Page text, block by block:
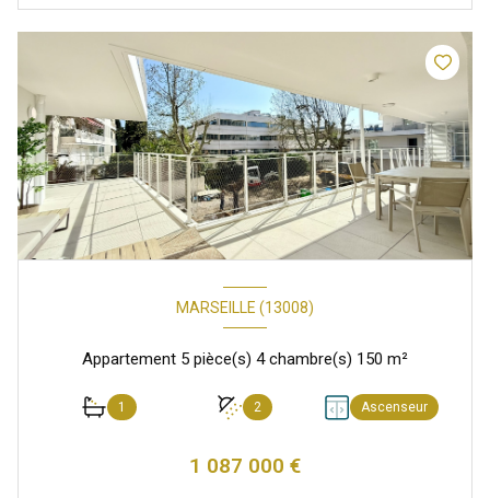
MARSEILLE (13008)
Appartement 5 pièce(s) 4 chambre(s) 150 m²
1 2 Ascenseur
1 087 000 €